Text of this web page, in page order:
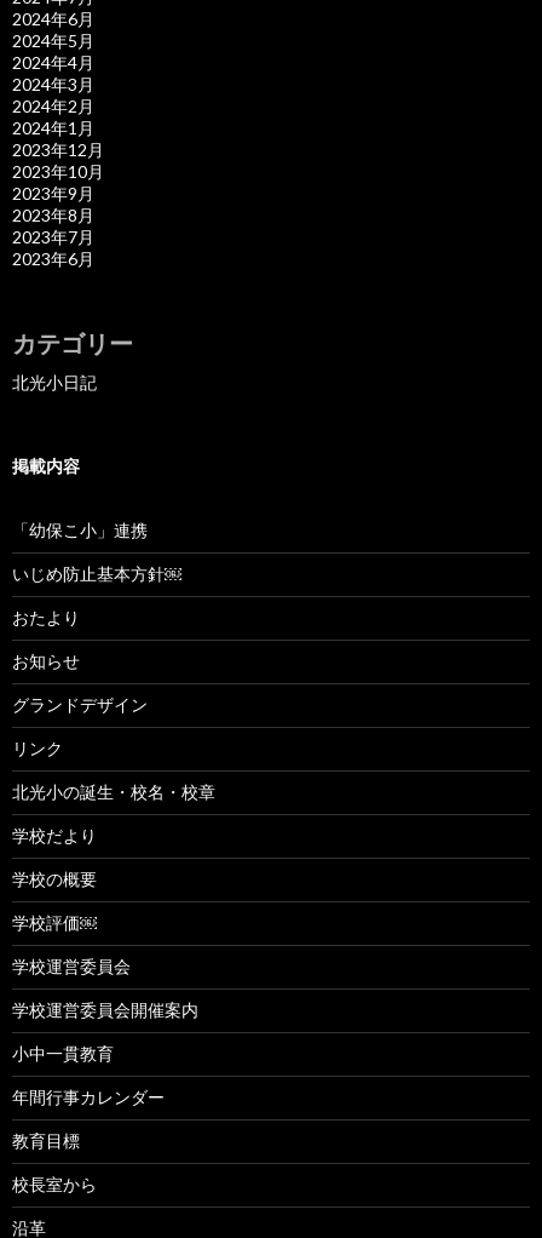
2024年6月
2024年5月
2024年4月
2024年3月
2024年2月
2024年1月
2023年12月
2023年10月
2023年9月
2023年8月
2023年7月
2023年6月
カテゴリー
北光小日記
掲載内容
「幼保こ小」連携
いじめ防止基本方針￼
おたより
お知らせ
グランドデザイン
リンク
北光小の誕生・校名・校章
学校だより
学校の概要
学校評価￼
学校運営委員会
学校運営委員会開催案内
小中一貫教育
年間行事カレンダー
教育目標
校長室から
沿革